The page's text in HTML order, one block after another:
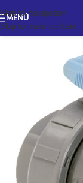
Skip to navigation
Skip to main content
MENÚ